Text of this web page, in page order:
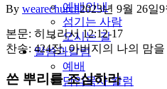
예배안내
섬기는 사람
오시는 길
말씀과칼럼
예배
담임목사 칼럼
By wearechurch2023년 9월 26일9
본문: 히브리서 12:12-17
찬송: 424장. 아버지의 나의 맘을
쓴 뿌리를 조심하라